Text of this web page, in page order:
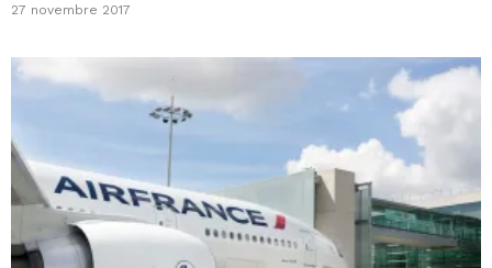
27 novembre 2017